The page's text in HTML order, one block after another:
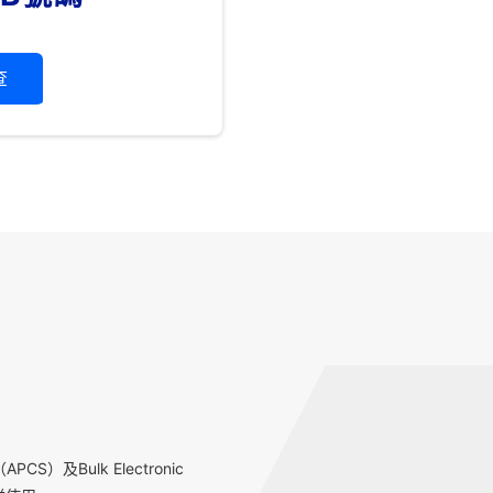
）及Bulk Electronic